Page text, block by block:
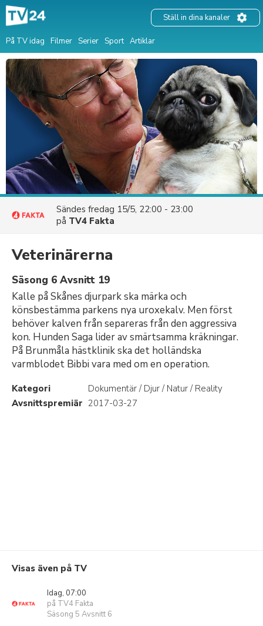
På TV idag Filmer Serier Sport Artiklar
Ställ in dina kanaler
Sändes fredag 15/5, 22:00 - 23:00
på TV4 Fakta
Veterinärerna
Säsong 6 Avsnitt 19
Kalle på Skånes djurpark ska märka och
könsbestämma parkens nya uroxekalv. Men först
behöver kalven från separeras från den aggressiva
kon. Hunden Saga lider av smärtsamma kräkningar.
På Brunmåla hästklinik ska det holländska
varmblodet Bibbi vara med om en operation.
Kategori
Dokumentär / Djur / Natur / Reality
Avsnittspremiär 2017-03-27
Visas även på TV
Idag, 07:00
på TV4 Fakta
Säsong 5 Avsnitt 6